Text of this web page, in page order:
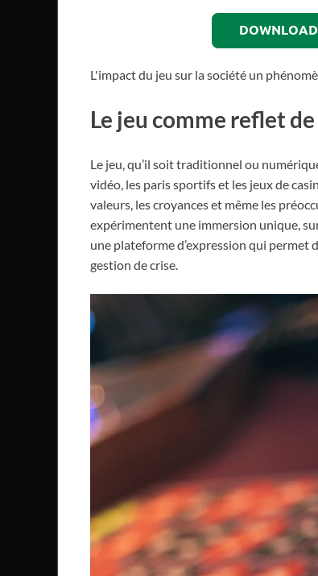
L'impact du jeu sur la société un
Le jeu comme reflet
Le jeu, qu’il soit traditionnel ou
vidéo, les paris sportifs et les jeux de
valeurs, les croyances et même les
expérimentent une immersion unique,
une plateforme d’expression qui permet
gestion de crise.